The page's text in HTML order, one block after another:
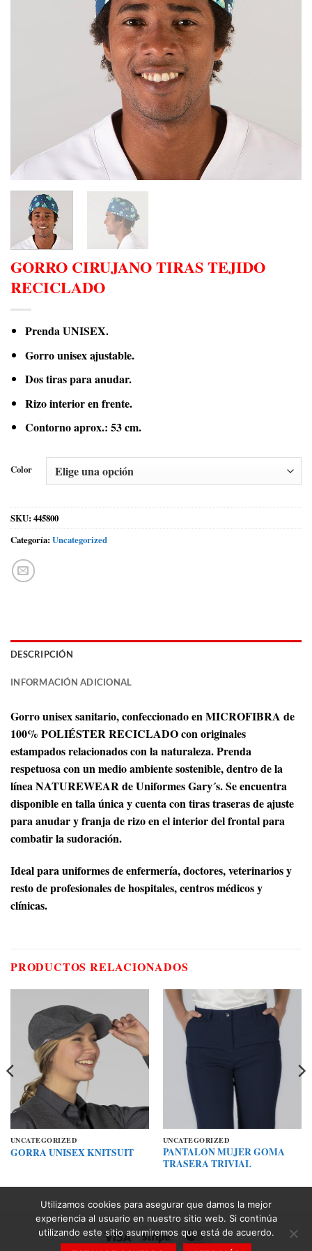
GORRO CIRUJANO TIRAS TEJIDO
RECICLADO
Prenda UNISEX.
Gorro unisex ajustable.
Dos tiras para anudar.
Rizo interior en frente.
Contorno aprox.: 53 cm.
Color
SKU: 445800
Categoría: Uncategorized
DESCRIPCIÓN
INFORMACIÓN ADICIONAL
Gorro unisex sanitario, confeccionado en MICROFIBRA de
100% POLIÉSTER RECICLADO con originales
estampados relacionados con la naturaleza. Prenda
respetuosa con un medio ambiente sostenible, dentro de la
línea NATUREWEAR de Uniformes Gary´s. Se encuentra
disponible en talla única y cuenta con tiras traseras de ajuste
para anudar y franja de rizo en el interior del frontal para
combatir la sudoración.
Ideal para uniformes de enfermería, doctores, veterinarios y
resto de profesionales de hospitales, centros médicos y
clínicas.
PRODUCTOS RELACIONADOS
UNCATEGORIZED
GORRA UNISEX KNITSUIT
UNCATEGORIZED
PANTALON MUJER GOMA
TRASERA TRIVIAL
Visa Stripe MasterCard
Utilizamos cookies para asegurar que damos la mejor
experiencia al usuario en nuestro sitio web. Si continúa
utilizando este sitio asumiremos que está de acuerdo.